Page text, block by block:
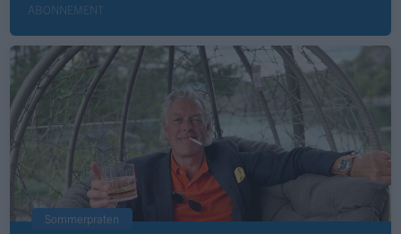
ABONNEMENT
Sommerpraten